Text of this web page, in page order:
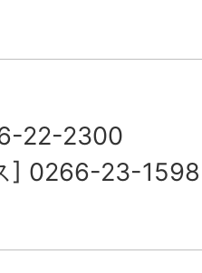
22-2300
] 0266-23-1598